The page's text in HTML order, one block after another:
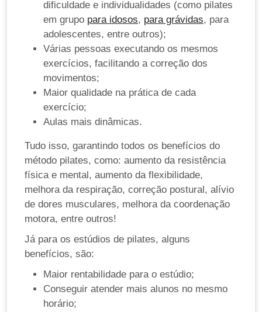
dificuldade e individualidades (como pilates
em grupo para idosos, para grávidas, para
adolescentes, entre outros);
Várias pessoas executando os mesmos
exercícios, facilitando a correção dos
movimentos;
Maior qualidade na prática de cada
exercício;
Aulas mais dinâmicas.
Tudo isso, garantindo todos os benefícios do
método pilates, como: aumento da resistência
física e mental, aumento da flexibilidade,
melhora da respiração, correção postural, alívio
de dores musculares, melhora da coordenação
motora, entre outros!
Já para os estúdios de pilates, alguns
benefícios, são:
Maior rentabilidade para o estúdio;
Conseguir atender mais alunos no mesmo
horário;